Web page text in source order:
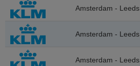
Amsterdam - Leeds
Amsterdam - Leeds
Amsterdam - Leeds